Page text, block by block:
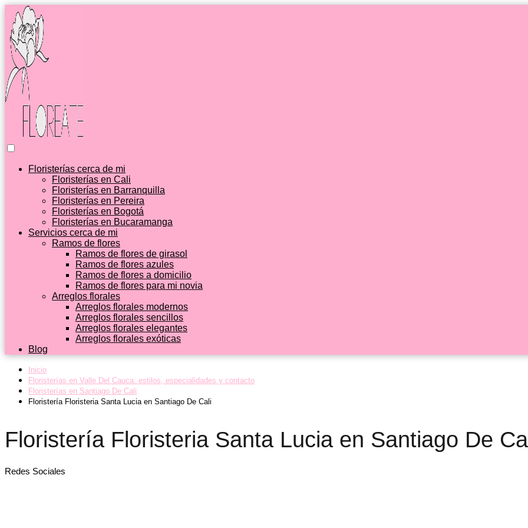
Floristerías cerca de mi
Floristerías en Cali
Floristerías en Barranquilla
Floristerías en Pereira
Floristerías en Bogotá
Floristerías en Bucaramanga
Servicios cerca de mi
Ramos de flores
Ramos de flores de girasol
Ramos de flores azules
Ramos de flores a domicilio
Ramos de flores para mi novia
Arreglos florales
Arreglos florales modernos
Arreglos florales sencillos
Arreglos florales elegantes
Arreglos florales exóticas
Blog
Inicio
Floristerías en Valle Del Cauca: estilos, especialidades y contacto
Floristerías en Santiago De Cali
Floristería Floristeria Santa Lucia en Santiago De Cali
Floristería Floristeria Santa Lucia en Santiago De
Redes Sociales